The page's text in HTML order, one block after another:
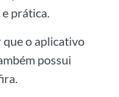
prática.
o aplicativo
possui